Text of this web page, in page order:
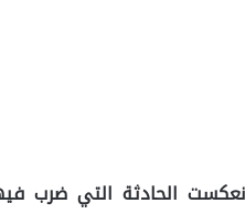
الحادثة التي ضرب